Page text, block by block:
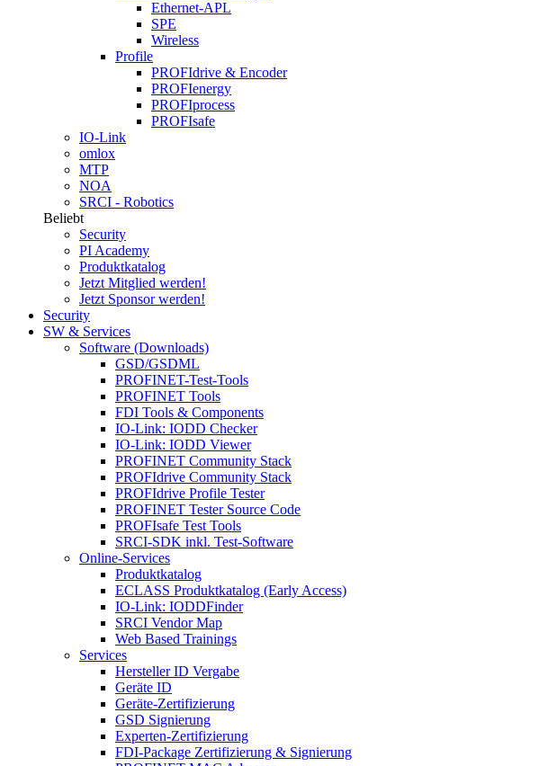
Ethernet-APL
SPE
Wireless
Profile
PROFIdrive & Encoder
PROFIenergy
PROFIprocess
PROFIsafe
IO-Link
omlox
MTP
NOA
SRCI - Robotics
Beliebt
Security
PI Academy
Produktkatalog
Jetzt Mitglied werden!
Jetzt Sponsor werden!
Security
SW & Services
Software (Downloads)
GSD/GSDML
PROFINET-Test-Tools
PROFINET Tools
FDI Tools & Components
IO-Link: IODD Checker
IO-Link: IODD Viewer
PROFINET Community Stack
PROFIdrive Community Stack
PROFIdrive Profile Tester
PROFINET Tester Source Code
PROFIsafe Test Tools
SRCI-SDK inkl. Test-Software
Online-Services
Produktkatalog
ECLASS Produktkatalog (Early Access)
IO-Link: IODDFinder
SRCI Vendor Map
Web Based Trainings
Services
Hersteller ID Vergabe
Geräte ID
Geräte-Zertifizierung
GSD Signierung
Experten-Zertifizierung
FDI-Package Zertifizierung & Signierung